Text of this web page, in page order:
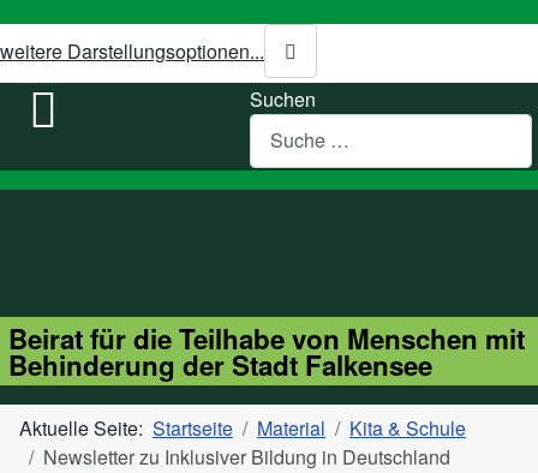
weitere Darstellungsoptionen...
Suchen
Beirat für die Teilhabe von Menschen mit
Behinderung der Stadt Falkensee
Aktuelle Seite: Startseite Material
Kita & Schule
Newsletter zu Inklusiver Bildung in Deutschland